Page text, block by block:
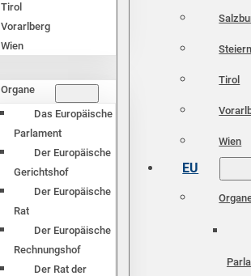
Tirol
Vorarlberg
Wien
Organe
Das Europäische
Parlament
Der Europäische
Gerichtshof
Der Europäische
Rat
Der Europäische
Rechnungshof
Der Rat der
Tirol
Wien
EU